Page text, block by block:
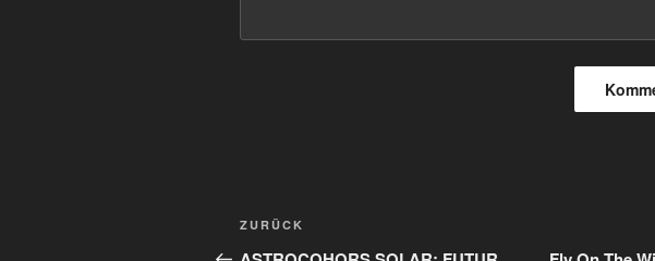
Beitragsnavigation
Vorheriger
Beitrag
ZURÜCK